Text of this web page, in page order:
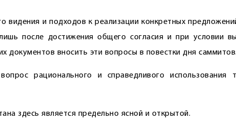
видения и подходов к реализации конкретных
после достижения общего согласия и при условии
документов вносить эти вопросы в повестки дня саммитов.
рационального и справедливого использования
здесь является предельно ясной и открытой.